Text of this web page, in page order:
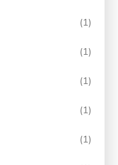
(1)
(1)
(1)
(1)
(1)